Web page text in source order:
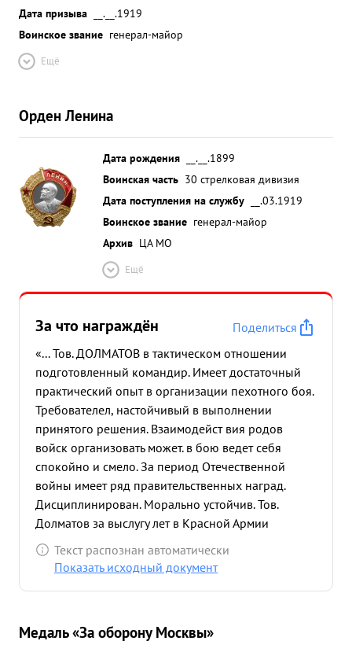
Дата призыва
__.__.1919
Воинское звание генерал-майор
Ещё
Орден Ленина
Дата рождения
__.__.1899
Воинская часть 30 стрелковая дивизия
Дата поступления на службу
__.03.1919
Воинское звание генерал-майор
Архив ЦА МО
Ещё
За что награждён
Поделиться
«... Тов. ДОЛМАТОВ в тактическом отношении
подготовленный командир. Имеет достаточный
практический опыт в организации пехотного боя.
Требователел, настойчивый в выполнении
принятого решения. Взаимодейст вия родов
войск организовать может. в бою ведет себя
спокойно и смело. За период Отечественной
войны имеет ряд правительственных наград.
Дисциплинирован. Морально устойчив. Тов.
Долматов за выслугу лет в Красной Армии
достоин правительственной награды "орден
ленина". ...»
Текст распознан автоматически
Показать исходный документ
Медаль «За оборону Москвы»